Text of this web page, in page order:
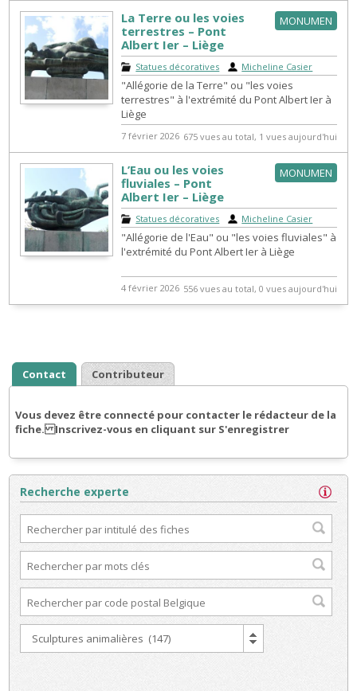
MONUMEN
La Terre ou les voies
terrestres – Pont
Albert Ier – Liège
Statues décoratives Micheline Casier
"Allégorie de la Terre" ou "les voies
terrestres" à l'extrémité du Pont Albert Ier à
Liège
7 février 2026 675 vues au total, 1 vues aujourd'hui
MONUMEN
L’Eau ou les voies
fluviales – Pont
Albert Ier – Liège
Statues décoratives Micheline Casier
"Allégorie de l'Eau" ou "les voies fluviales" à
l'extrémité du Pont Albert Ier à Liège
4 février 2026 556 vues au total, 0 vues aujourd'hui
Contact Contributeur
Vous devez être connecté pour contacter le rédacteur de la
fiche. Inscrivez-vous en cliquant sur S'enregistrer
Recherche experte